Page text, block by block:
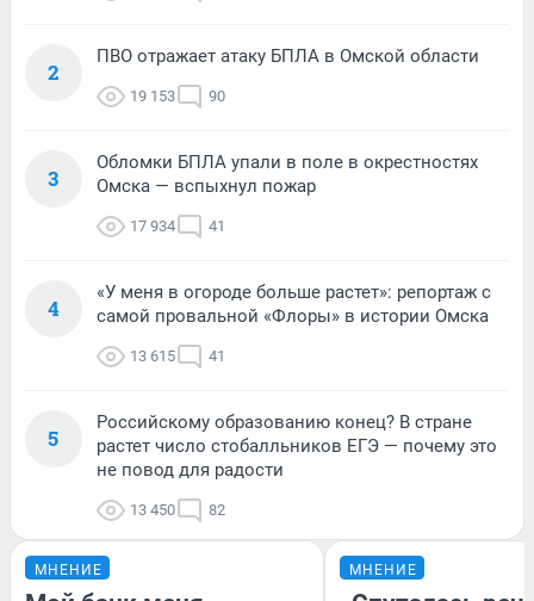
2
ПВО отражает атаку БПЛА в Омской области
19 153 90
3
Обломки БПЛА упали в поле в окрестностях
Омска — вспыхнул пожар
17 934 41
4
«У меня в огороде больше растет»: репортаж с
самой провальной «Флоры» в истории Омска
13 615 41
5
Российскому образованию конец? В стране
растет число стобалльников ЕГЭ — почему это
не повод для радости
13 450 82
МНЕНИЕ МНЕНИЕ